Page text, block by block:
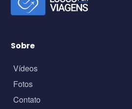
Sobre
Vídeos
Fotos
Contato